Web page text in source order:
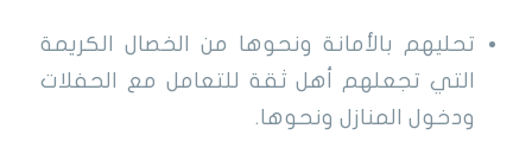
تحليهم بالأمانة ونحوها من الخصال الكريمة
التي تجعلهم أهل ثقة للتعامل مع الحفلات
ودخول المنازل ونحوها.